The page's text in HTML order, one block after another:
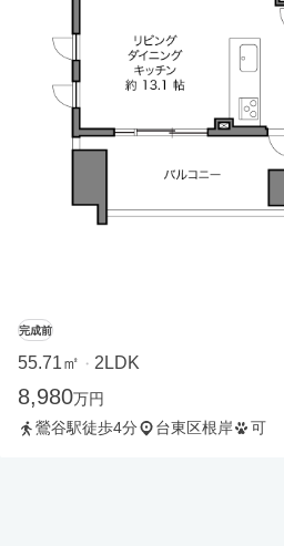
完成前
55.71㎡ ・ 2LDK
8,980万円
鶯谷駅徒歩4分
台東区根岸 可